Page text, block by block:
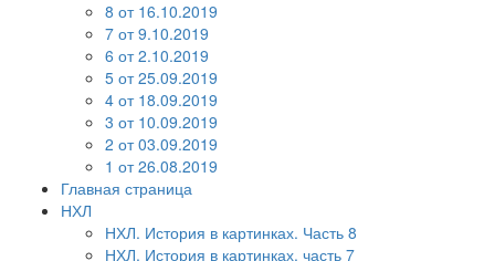
8 от 16.10.2019
7 от 9.10.2019
6 от 2.10.2019
5 от 25.09.2019
4 от 18.09.2019
3 от 10.09.2019
2 от 03.09.2019
1 от 26.08.2019
Главная страница
НХЛ
НХЛ. История в картинках. Часть 8
НХЛ. История в картинках. часть 7